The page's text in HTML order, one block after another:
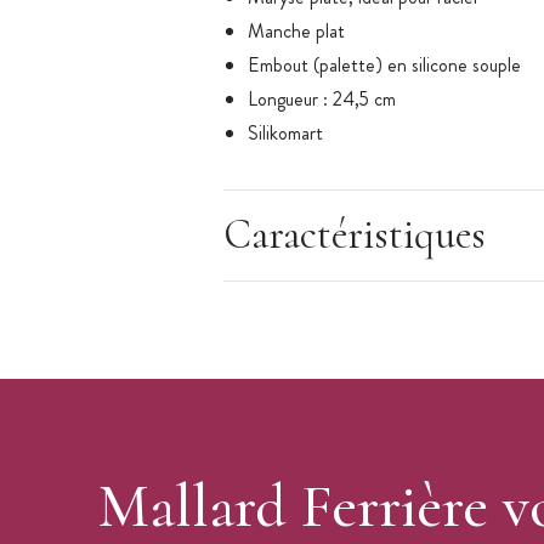
Manche plat
Embout (palette) en silicone souple
Longueur : 24,5 cm
Silikomart
Caractéristiques
Mallard Ferrière